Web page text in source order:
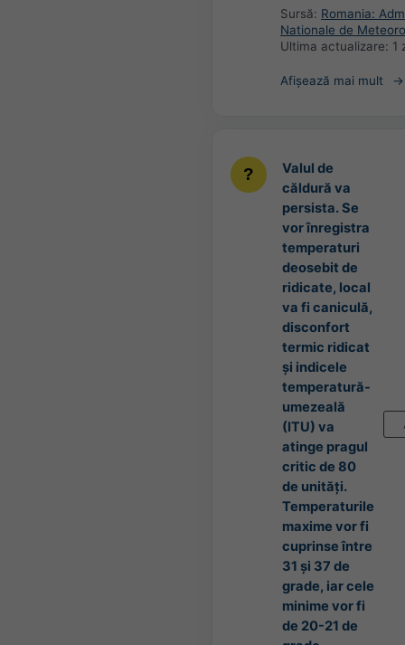
Sursă: Romania:
Nationale de
Ultima actualizare: 1
Afișează mai mult
Valul de
căldură va
persista. Se
vor înregistra
temperaturi
deosebit de
ridicate, local
va fi caniculă,
disconfort
termic ridicat
și indicele
temperatură-
umezeală
(ITU) va
atinge pragul
critic de 80
de unități.
Temperaturile
maxime vor fi
cuprinse între
31 și 37 de
grade, iar cele
minime vor fi
de 20-21 de